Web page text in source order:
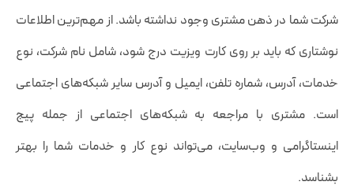
شرکت شما در ذهن مشتری وجود نداشته باشد. از مهم‌ترین اطلاعات
نوشتاری که باید بر روی کارت ویزیت درج شود، شامل نام شرکت، نوع
خدمات، آدرس، شماره تلفن، ایمیل و آدرس سایر شبکه‌های اجتماعی
است. مشتری با مراجعه به شبکه‌های اجتماعی از جمله پیج
اینستاگرامی و وب‌سایت، می‌تواند نوع کار و خدمات شما را بهتر
بشناسد.